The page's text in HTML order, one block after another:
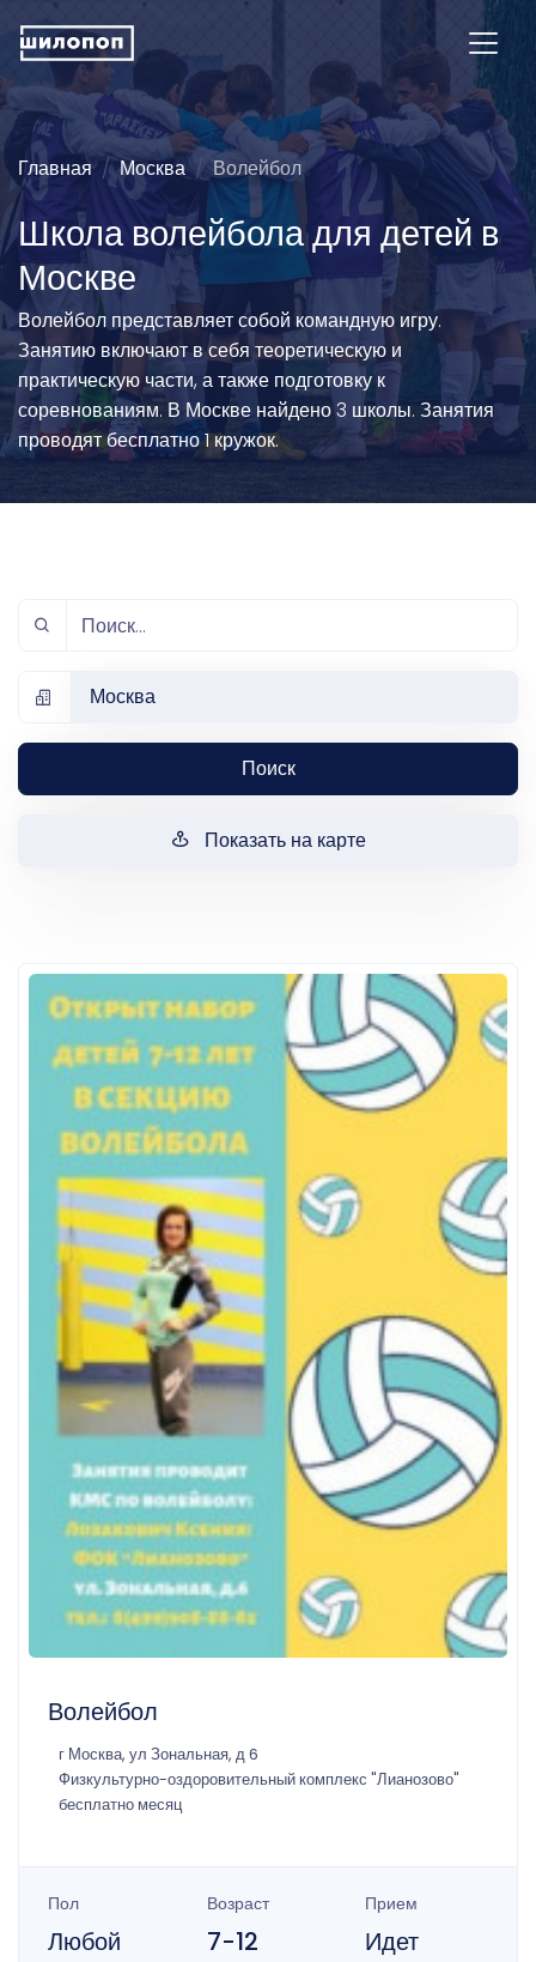
Главная Москва Волейбол
Школа волейбола для детей в
Москве
Волейбол представляет собой командную игру.
Занятию включают в себя теоретическую и
практическую части, а также подготовку к
соревнованиям. В Москве найдено 3 школы. Занятия
проводят бесплатно 1 кружок.
Москва
Поиск
Показать на карте
Волейбол
г Москва, ул Зональная, д 6
Физкультурно-оздоровительный комплекс "Лианозово"
бесплатно месяц
Пол
Любой
Возраст
7-12
Прием
Идет